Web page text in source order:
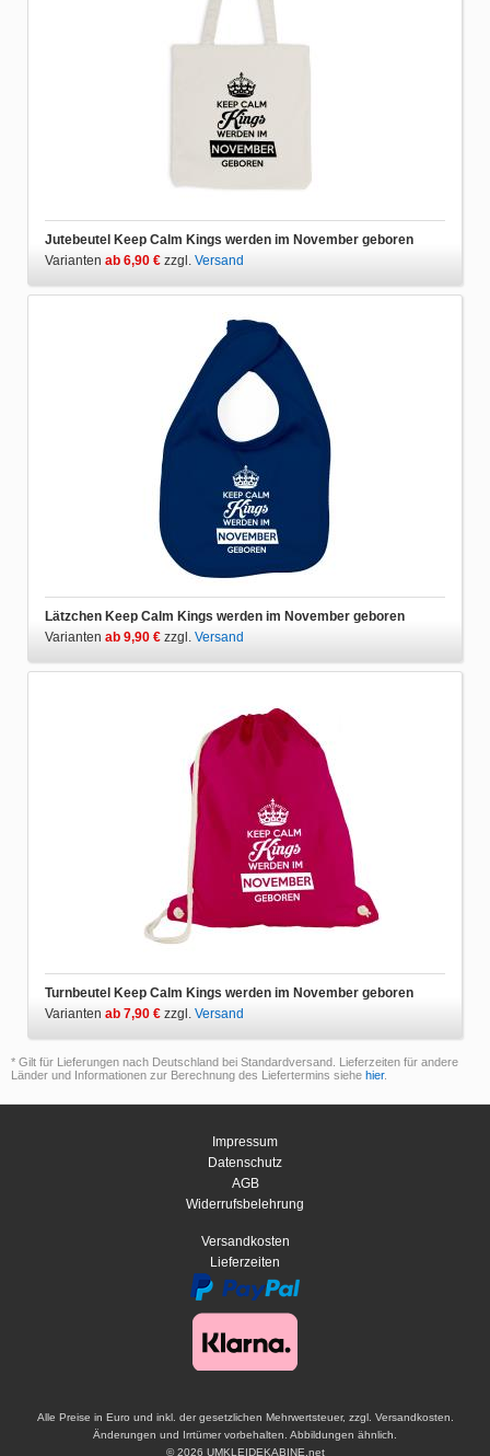
Jutebeutel Keep Calm Kings werden im November geboren
Varianten ab 6,90 € zzgl. Versand
Lätzchen Keep Calm Kings werden im November geboren
Varianten ab 9,90 € zzgl. Versand
Turnbeutel Keep Calm Kings werden im November geboren
Varianten ab 7,90 € zzgl. Versand
* Gilt für Lieferungen nach Deutschland bei Standardversand. Lieferzeiten für andere
Länder und Informationen zur Berechnung des Liefertermins siehe hier.
Impressum
Datenschutz
AGB
Widerrufsbelehrung
Versandkosten
Lieferzeiten
Alle Preise in Euro und inkl. der gesetzlichen Mehrwertsteuer, zzgl. Versandkosten.
Änderungen und Irrtümer vorbehalten. Abbildungen ähnlich.
© 2026 UMKLEIDEKABINE.net